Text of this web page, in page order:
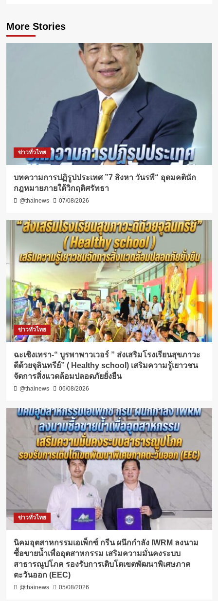
More Stories
ข่าวทั่วไทย
บทความการปฏิรูปประเทศ ”7 สิงหา วันรพี“ อุดมคตินัก
กฎหมายภายใต้วิกฤติศรัทธา
@thainews 07/08/2026
ข่าวทั่วไทย
ฉะเชิงเทรา-​“ บูรพาพาวเวอร์ ” ส่งเสริมโรงเรียนสุขภาวะ
ดีด้วยจุลินทรีย์” ( Healthy school) เสริมความรู้เยาวชน
จัดการสิ่งแวดล้อมปลอดภัยยั่งยืน
@thainews 06/08/2026
ข่าวทั่วไทย
​นิคมอุตสาหกรรมเอเพ็กซ์ กรีน ผนึกกำลัง IWRM ลงนาม
ซื้อขายน้ำเพื่ออุตสาหกรรม เสริมความมั่นคงระบบ
สาธารณูปโภค รองรับการเติบโตเขตพัฒนาพิเศษภาค
ตะวันออก (EEC)
@thainews 05/08/2026